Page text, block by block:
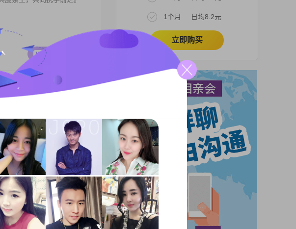
达礼，小孩不在身边的
私聊TA
交朋友。爱动也能静，爱
1个月 日均8.2元
立即购买